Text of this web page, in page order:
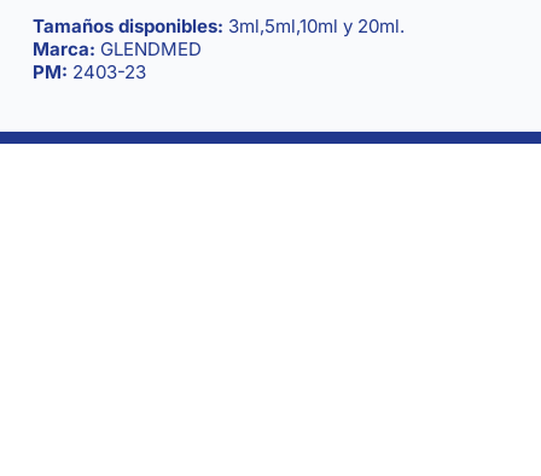
Tamaños disponibles: 3ml,5ml,10ml y 20ml.
Marca: GLENDMED
PM: 2403-23